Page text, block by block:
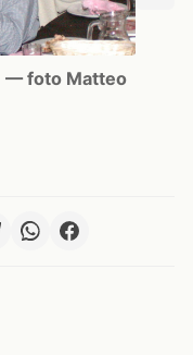
— foto Matteo